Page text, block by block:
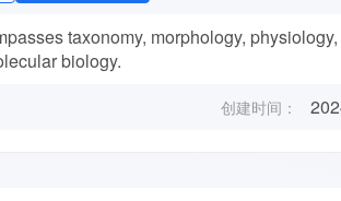
taxonomy, morphology,
biology.
创建时间：